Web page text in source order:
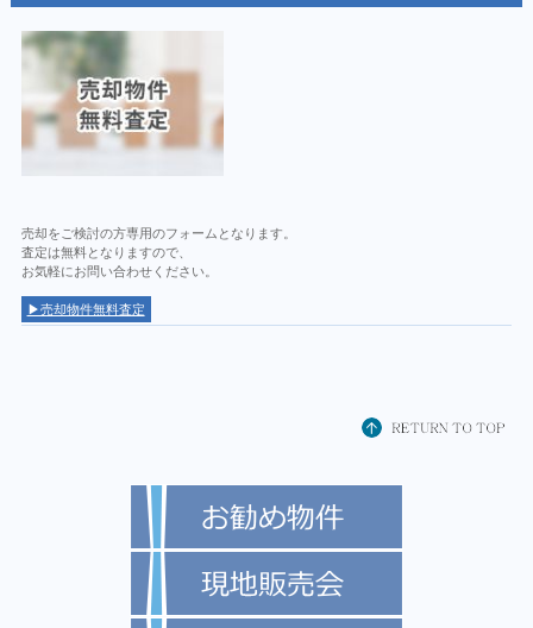
売却をご検討の方専用のフォームとなります。
査定は無料となりますので、
お気軽にお問い合わせください。
▶売却物件無料査定